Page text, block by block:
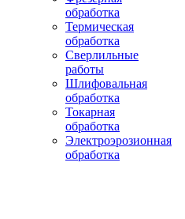
обработка
Термическая
обработка
Сверлильные
работы
Шлифовальная
обработка
Токарная
обработка
Электроэрозионная
обработка